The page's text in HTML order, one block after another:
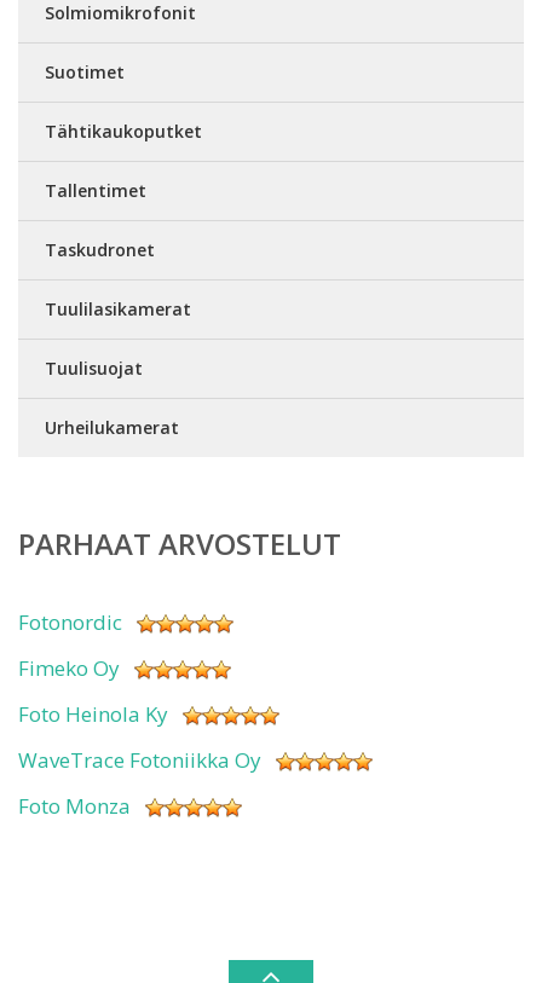
Solmiomikrofonit
Suotimet
Tähtikaukoputket
Tallentimet
Taskudronet
Tuulilasikamerat
Tuulisuojat
Urheilukamerat
PARHAAT ARVOSTELUT
Fotonordic
Fimeko Oy
Foto Heinola Ky
WaveTrace Fotoniikka Oy
Foto Monza